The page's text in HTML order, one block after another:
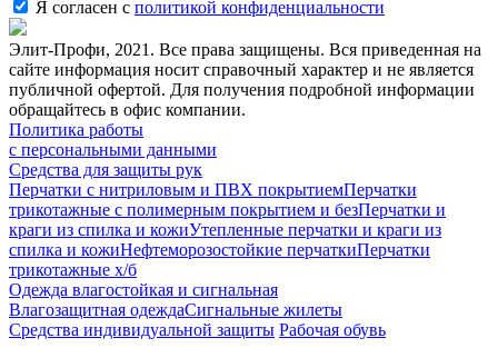
Я согласен с политикой конфиденциальности
Элит-Профи, 2021. Все права защищены. Вся приведенная на
сайте информация носит справочный характер и не является
публичной офертой. Для получения подробной информации
обращайтесь в офис компании.
Политика работы
с персональными данными
Средства для защиты рук
Перчатки с нитриловым и ПВХ покрытиемПерчатки
трикотажные с полимерным покрытием и безПерчатки и
краги из спилка и кожиУтепленные перчатки и краги из
спилка и кожиНефтеморозостойкие перчаткиПерчатки
трикотажные х/б
Одежда влагостойкая и сигнальная
Влагозащитная одеждаСигнальные жилеты
Средства индивидуальной защиты Рабочая обувь